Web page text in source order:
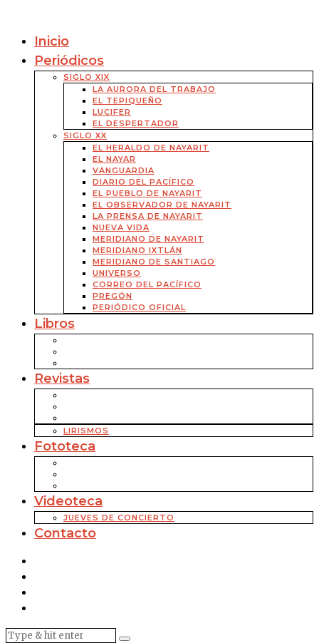
Inicio
Periódicos
SIGLO XIX
LA AURORA DEL TRABAJO
EL TEPIQUEÑO
LUCIFER
EL DESPERTADOR
SIGLO XX
EL HERALDO DE NAYARIT
EL NAYAR
VANGUARDIA
DIARIO DEL PACÍFICO
EL PUEBLO DE NAYARIT
EL OBSERVADOR DE NAYARIT
LA PRENSA DE NAYARIT
NUEVA VIDA
MERIDIANO DE NAYARIT
MERIDIANO IXTLÁN
MERIDIANO DE SANTIAGO
UNIVERSO
CORREO DEL PACÍFICO
PREGÓN
PERIÓDICO OFICIAL
Libros
Revistas
LIRISMOS
Fototeca
Videoteca
JUEVES DE CONCIERTO
Contacto